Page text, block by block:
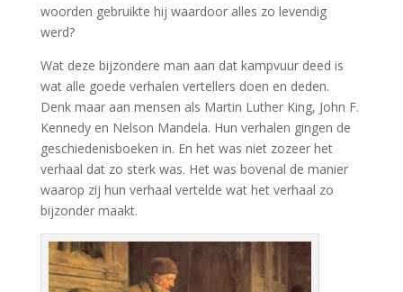
woorden gebruikte hij waardoor alles zo levendig
werd?
Wat deze bijzondere man aan dat kampvuur deed is
wat alle goede verhalen vertellers doen en deden.
Denk maar aan mensen als Martin Luther King, John F.
Kennedy en Nelson Mandela. Hun verhalen gingen de
geschiedenisboeken in. En het was niet zozeer het
verhaal dat zo sterk was. Het was bovenal de manier
waarop zij hun verhaal vertelde wat het verhaal zo
bijzonder maakt.